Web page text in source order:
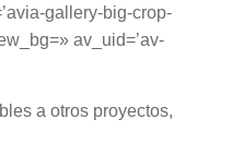
gallery-big-crop-
av_uid=’av-
a otros proyectos,